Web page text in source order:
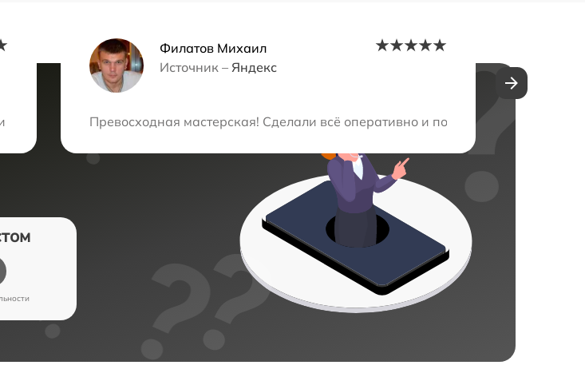
оперативно, техника работает без проблем. Цены разумные, обслуживание
Филатов Михаил
Источник – Яндекс
Превосходная мастерская! Сделали всё оперативно и по хорошей цене.